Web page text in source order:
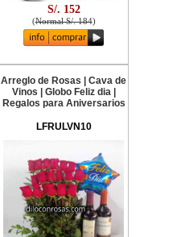
S/. 152
(Normal S/. 184)
Arreglo de Rosas | Cava de
Vinos | Globo Feliz dia |
Regalos para Aniversarios
LFRULVN10